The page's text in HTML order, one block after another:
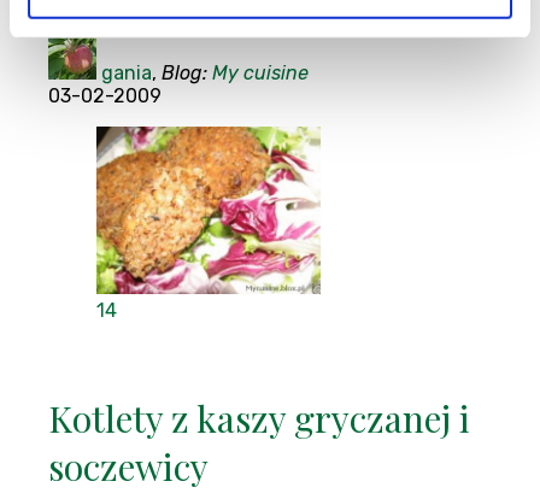
gania, Blog: My cuisine
03-02-2009
14
Kotlety z kaszy gryczanej i
soczewicy